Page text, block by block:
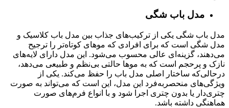
مدل باب شگی
مدل باب شگی یکی از ترکیب‌های جذاب بین مدل باب کلاسیک و
مدل شگی است که برای افرادی که موهای کوتاه‌تر را ترجیح
می‌دهند، گزینه‌ای عالی محسوب می‌شود. این مدل دارای لایه‌های
نازک و پرحجم است که به موها حالتی بی‌نظم و طبیعی می‌دهد،
درحالی‌که ساختار اصلی مدل باب را حفظ می‌کند. یکی از
ویژگی‌های منحصر‌به‌فرد این مدل، این است که می‌تواند به صورت
چتری‌دار یا بدون چتری اجرا شود و با انواع فرم‌های صورت
هماهنگی داشته باشد.